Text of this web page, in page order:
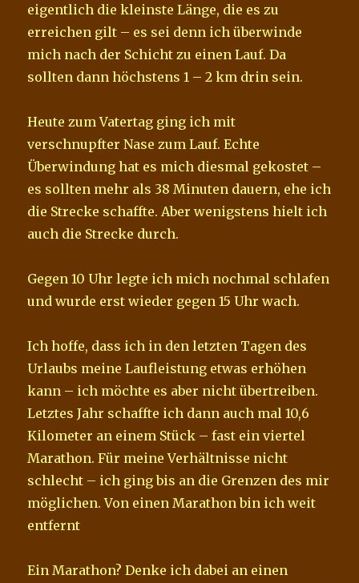
eigentlich die kleinste Länge, die es zu
erreichen gilt – es sei denn ich überwinde
mich nach der Schicht zu einen Lauf. Da
sollten dann höchstens 1 – 2 km drin sein.
Heute zum Vatertag ging ich mit
verschnupfter Nase zum Lauf. Echte
Überwindung hat es mich diesmal gekostet –
es sollten mehr als 38 Minuten dauern, ehe ich
die Strecke schaffte. Aber wenigstens hielt ich
auch die Strecke durch.
Gegen 10 Uhr legte ich mich nochmal schlafen
und wurde erst wieder gegen 15 Uhr wach.
Ich hoffe, dass ich in den letzten Tagen des
Urlaubs meine Laufleistung etwas erhöhen
kann – ich möchte es aber nicht übertreiben.
Letztes Jahr schaffte ich dann auch mal 10,6
Kilometer an einem Stück – fast ein viertel
Marathon. Für meine Verhältnisse nicht
schlecht – ich ging bis an die Grenzen des mir
möglichen. Von einen Marathon bin ich weit
entfernt
Ein Marathon? Denke ich dabei an einen